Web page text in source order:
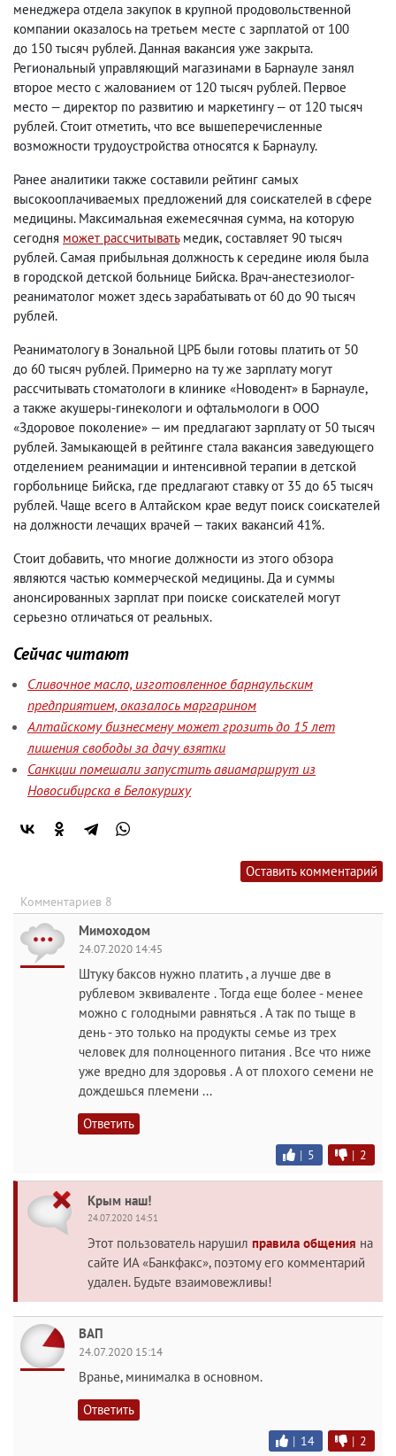
менеджера отдела закупок в крупной продовольственной
компании оказалось на третьем месте с зарплатой от 100
до 150 тысяч рублей. Данная вакансия уже закрыта.
Региональный управляющий магазинами в Барнауле занял
второе место с жалованием от 120 тысяч рублей. Первое
место — директор по развитию и маркетингу — от 120 тысяч
рублей. Стоит отметить, что все вышеперечисленные
возможности трудоустройства относятся к Барнаулу.
Ранее аналитики также составили рейтинг самых
высокооплачиваемых предложений для соискателей в сфере
медицины. Максимальная ежемесячная сумма, на которую
сегодня может рассчитыватьмедик, составляет 90 тысяч
рублей. Самая прибыльная должность к середине июля была
в городской детской больнице Бийска. Врач-анестезиолог-
реаниматолог может здесь зарабатывать от 60 до 90 тысяч
рублей.
Реаниматологу в Зональной ЦРБ были готовы платить от 50
до 60 тысяч рублей. Примерно на ту же зарплату могут
рассчитывать стоматологи в клинике «Новодент» в Барнауле,
а также акушеры-гинекологи и офтальмологи в ООО
«Здоровое поколение» — им предлагают зарплату от 50 тысяч
рублей. Замыкающей в рейтинге стала вакансия заведующего
отделением реанимации и интенсивной терапии в детской
горбольнице Бийска, где предлагают ставку от 35 до 65 тысяч
рублей. Чаще всего в Алтайском крае ведут поиск соискателей
на должности лечащих врачей — таких вакансий 41%.
Стоит добавить, что многие должности из этого обзора
являются частью коммерческой медицины. Да и суммы
анонсированных зарплат при поиске соискателей могут
серьезно отличаться от реальных.
Сейчас читают
Сливочное масло, изготовленное барнаульским
предприятием, оказалось маргарином
Алтайскому бизнесмену может грозить до 15 лет
лишения свободы за дачу взятки
Санкции помешали запустить авиамаршрут из
Новосибирска в Белокуриху
Оставить комментарий
Комментариев 8
Мимоходом
24.07.2020 14:45
Штуку баксов нужно платить , а лучше две в
рублевом эквиваленте . Тогда еще более - менее
можно с голодными равняться . А так по тыще в
день - это только на продукты семье из трех
человек для полноценного питания . Все что ниже
уже вредно для здоровья . А от плохого семени не
дождешься племени ...
Ответить
| 5 | 2
Крым наш!
24.07.2020 14:51
Этот пользователь нарушил правила общения на
сайте ИА «Банкфакс», поэтому его комментарий
удален. Будьте взаимовежливы!
ВАП
24.07.2020 15:14
Вранье, минималка в основном.
Ответить
| 14 | 2